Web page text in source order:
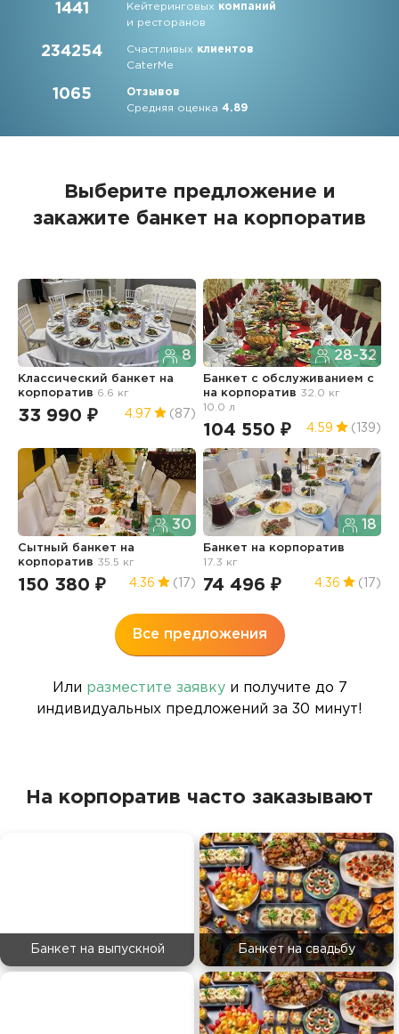
1441 Кейтеринговых компаний
и ресторанов
234254 Счастливых клиентов
CaterMe
1065
Отзывов
Средняя оценка4.89
Выберите предложение и
закажите банкет на корпоратив
8
Классический банкет на
корпоратив 6.6 кг
33 990 ₽ 4.97 (87)
28-32
Банкет с обслуживанием с
на корпоратив 32.0 кг
10.0 л
104 550 ₽ 4.59 (139)
30
Сытный банкет на
корпоратив 35.5 кг
150 380 ₽ 4.36 (17)
18
Банкет на корпоратив
17.3 кг
74 496 ₽ 4.36 (17)
Все предложения
Или разместите заявкуи получите до 7
индивидуальных предложений за 30 минут!
На корпоратив часто заказывают
Банкет на выпускной Банкет на свадьбу